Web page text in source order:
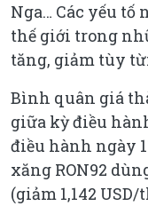
Nga… Các yếu
thế giới trong
tăng, giảm tùy
Bình quân giá
giữa kỳ điều
điều hành ngày
xăng RON92
(giảm 1,142